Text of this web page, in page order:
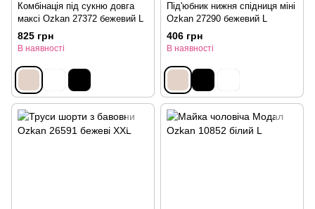
Комбінація під сукню довга
максі Ozkan 27372 бежевий L
825 грн
В наявності
Під'юбник нижня спідниця міні
Ozkan 27290 бежевий L
406 грн
В наявності